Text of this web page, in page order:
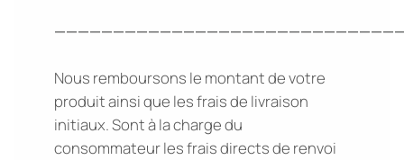
Nous remboursons le montant de votre
produit ainsi que les frais de livraison
initiaux. Sont à la charge du
consommateur les frais directs de renvoi